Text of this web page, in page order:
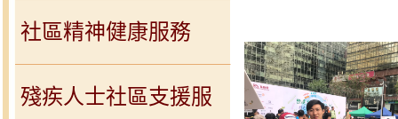
社區精神健康服務
殘疾人士社區支援服